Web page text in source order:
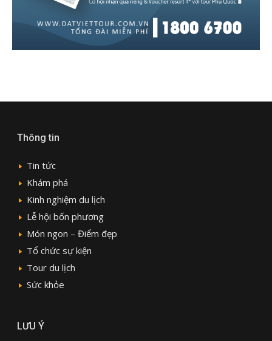
Thông tin
Tin tức
Khám phá
Kinh nghiệm du lịch
Lễ hội bốn phương
Món ngon – Điểm đẹp
Tổ chức sự kiện
Tour du lịch
Sức khỏe
LƯU Ý